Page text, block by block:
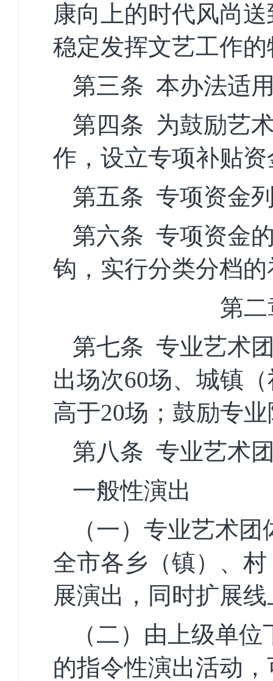
康向上的时代风尚
稳定发挥文艺工作
第三条 本办法适
第四条 为鼓励艺
作，设立专项补贴
第五条 专项资金
第六条 专项资金
钩，实行分类分档
第二
第七条 专业艺术
出场次60场、城镇
高于20场 ；鼓励专
第八条 专业艺术
一般性演出
（一）专业艺术
全市各乡（镇）、
展演出，同时扩展
（二）由上级单
的指令性演出活动